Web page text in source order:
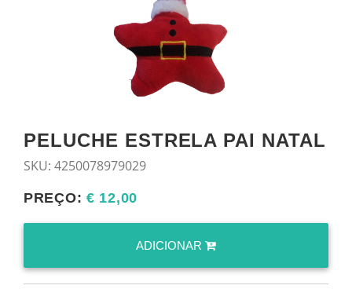
PELUCHE ESTRELA PAI NATAL
SKU: 4250078979029
PREÇO:€ 12,00
ADICIONAR